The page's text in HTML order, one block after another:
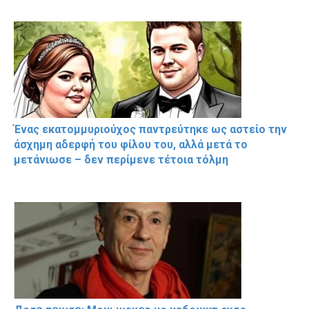
Ένας εκατομμυριούχος παντρεύτηκε ως αστείο την
άσχημη αδερφή του φίλου του, αλλά μετά το
μετάνιωσε – δεν περίμενε τέτοια τόλμη